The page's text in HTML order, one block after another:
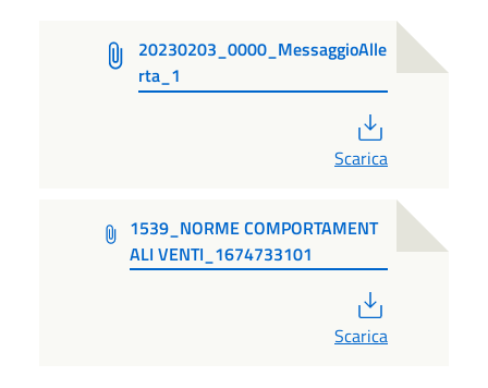
20230203_0000_MessaggioAlle
rta_1
Scarica
1539_NORME COMPORTAMENT
ALI VENTI_1674733101
Scarica